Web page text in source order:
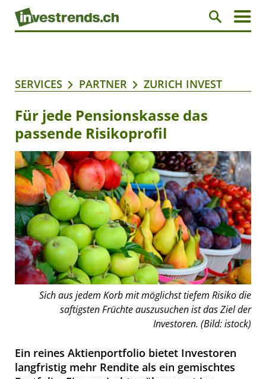
SERVICES PARTNER ZURICH INVEST
Für jede Pensionskasse das
passende Risikoprofil
Sich aus jedem Korb mit möglichst tiefem Risiko die
saftigsten Früchte auszusuchen ist das Ziel der
Investoren. (Bild: istock)
Ein reines Aktienportfolio bietet Investoren
langfristig mehr Rendite als ein gemischtes